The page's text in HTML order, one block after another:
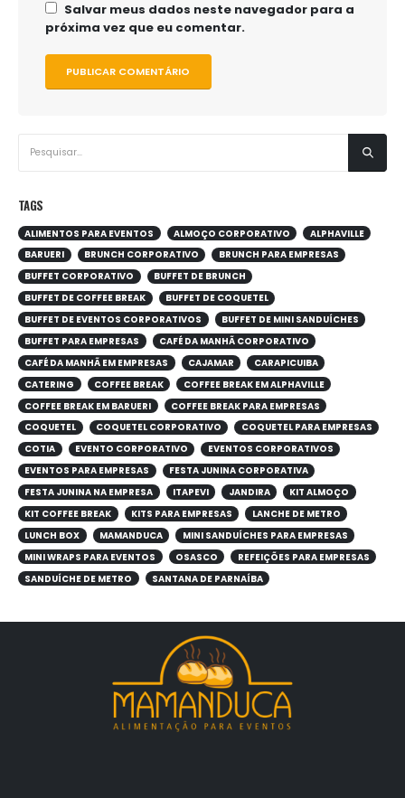
Salvar meus dados neste navegador para a
próxima vez que eu comentar.
TAGS
ALIMENTOS PARA EVENTOS ALMOÇO CORPORATIVO
ALPHAVILLE
BARUERI
BRUNCH CORPORATIVO
BRUNCH PARA EMPRESAS
BUFFET CORPORATIVO
BUFFET DE BRUNCH
BUFFET DE COFFEE BREAK
BUFFET DE COQUETEL
BUFFET DE EVENTOS CORPORATIVOS
BUFFET DE MINI SANDUÍCHES
BUFFET PARA EMPRESAS
CAFÉ DA MANHÃ CORPORATIVO
CAFÉ DA MANHÃ EM EMPRESAS
CAJAMAR
CARAPICUIBA
CATERING
COFFEE BREAK
COFFEE BREAK EM ALPHAVILLE
COFFEE BREAK EM BARUERI
COFFEE BREAK PARA EMPRESAS
COQUETEL
COQUETEL CORPORATIVO
COQUETEL PARA EMPRESAS
COTIA
EVENTO CORPORATIVO
EVENTOS CORPORATIVOS
EVENTOS PARA EMPRESAS
FESTA JUNINA CORPORATIVA
FESTA JUNINA NA EMPRESA
ITAPEVI JANDIRA
KIT ALMOÇO
KIT COFFEE BREAK
KITS PARA EMPRESAS
LANCHE DE METRO
LUNCH BOX
MAMANDUCA
MINI SANDUÍCHES PARA EMPRESAS
MINI WRAPS PARA EVENTOS
OSASCO
REFEIÇÕES PARA EMPRESAS
SANDUÍCHE DE METRO
SANTANA DE PARNAÍBA